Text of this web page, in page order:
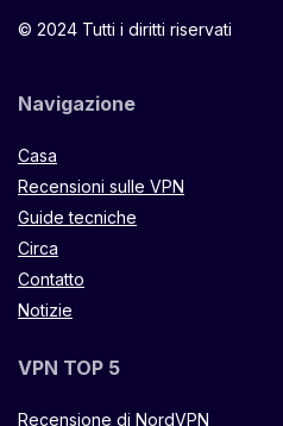
© 2024 Tutti i diritti riservati
Navigazione
Casa
Recensioni sulle VPN
Guide tecniche
Circa
Contatto
Notizie
VPN TOP 5
Recensione di NordVPN